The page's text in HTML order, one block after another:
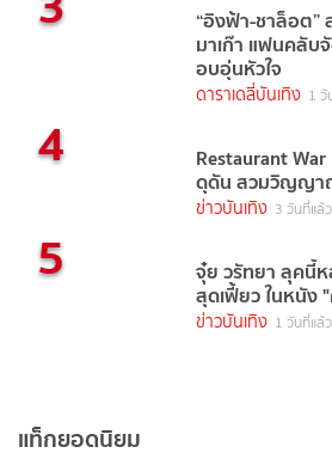
“อิงฟ้า-ชาล็อต
มาเก๊า แฟนคลับ
อบอุ่นหัวใจ
ดาราเดลี่บันเทิง 1 วั
4 Restaurant
ดุดัน สวมวิญญาณ
ข่าวบันเทิง 3 วันที่แล้ว
5 จุ๋ย วรัทยา ลุคนี้
สุดเฟี้ยว ในหนัง
ข่าวบันเทิง 1 วันที่แล้ว
แท็กยอดนิยม